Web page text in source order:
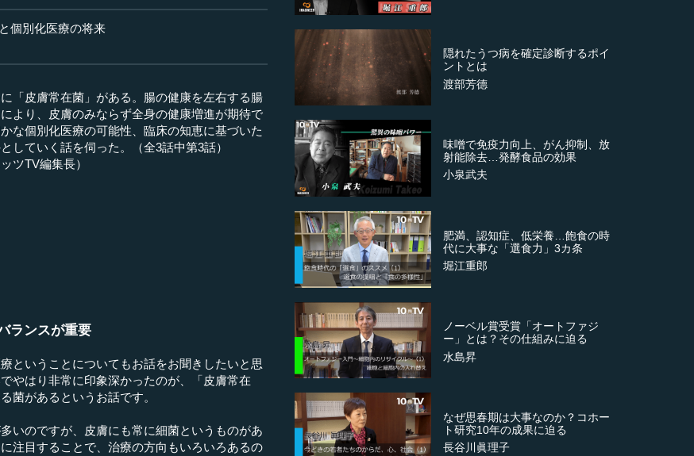
個別化医療の将来
「皮膚常在菌」がある。腸の健康を左右する腸
より、皮膚のみならず全身の健康増進が期待で
な個別化医療の可能性、臨床の知恵に基づいた
していく話を伺った。（全3話中第3話）
ツTV編集長）
ランスが重要
いうことについてもお話をお聞きしたいと思
やはり非常に印象深かったのが、「皮膚常在
菌があるというお話です。
いのですが、皮膚にも常に細菌というものがあ
注目することで、治療の方向もいろいろあるの
隠れたうつ病を確定診断するポイ
ントとは
渡部芳德
味噌で免疫力向上、がん抑制、放
射能除去…発酵食品の効果
小泉武夫
肥満、認知症、低栄養…飽食の時
代に大事な「選食力」3カ条
堀江重郎
ノーベル賞受賞「オートファジ
ー」とは？その仕組みに迫る
水島昇
なぜ思春期は大事なのか？コホー
ト研究10年の成果に迫る
長谷川眞理子